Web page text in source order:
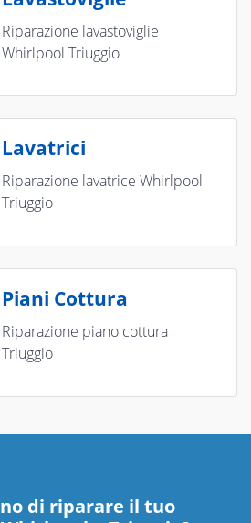
Riparazione lavastoviglie
Whirlpool Triuggio
Lavatrici
Riparazione lavatrice Whirlpool
Triuggio
Piani Cottura
Riparazione piano cottura
Triuggio
di riparare il tuo